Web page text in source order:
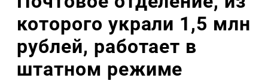
которого украли 1,5 млн
рублей, работает в
штатном режиме